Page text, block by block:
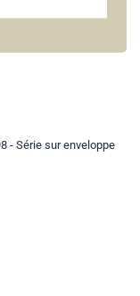
- Série sur enveloppe